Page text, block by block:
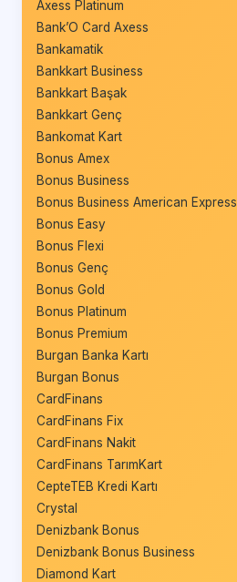
Axess Platinum
Bank’O Card Axess
Bankamatik
Bankkart Business
Bankkart Başak
Bankkart Genç
Bankomat Kart
Bonus Amex
Bonus Business
Bonus Business American Express
Bonus Easy
Bonus Flexi
Bonus Genç
Bonus Gold
Bonus Platinum
Bonus Premium
Burgan Banka Kartı
Burgan Bonus
CardFinans
CardFinans Fix
CardFinans Nakit
CardFinans TarımKart
CepteTEB Kredi Kartı
Crystal
Denizbank Bonus
Denizbank Bonus Business
Diamond Kart